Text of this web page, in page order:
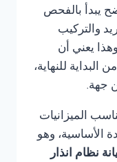
يبدأ بالفحص
والتركيب
يعني أن
للنهاية،
جهة.
الميزانيات
الأساسية، وهو
نظام انذار